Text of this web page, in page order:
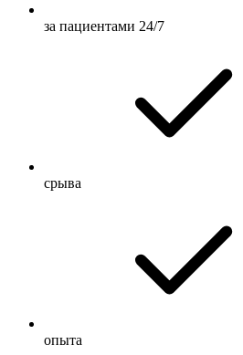
за пациентами 24/7
срыва
опыта